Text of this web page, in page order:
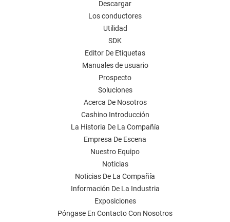
Descargar
Los conductores
Utilidad
SDK
Editor De Etiquetas
Manuales de usuario
Prospecto
Soluciones
Acerca De Nosotros
Cashino Introducción
La Historia De La Compañía
Empresa De Escena
Nuestro Equipo
Noticias
Noticias De La Compañía
Información De La Industria
Exposiciones
Póngase En Contacto Con Nosotros